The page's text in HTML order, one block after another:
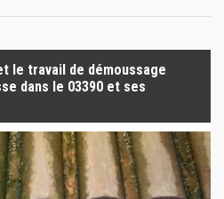
le travail de démoussage
dans le 03390 et ses